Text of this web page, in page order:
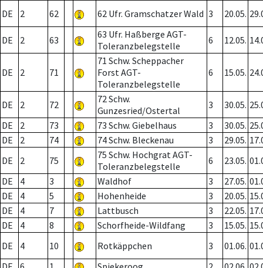
DE
2 62 62 Ufr. Gramschatzer Wald 3 20.05.
DE 2 63
63 Ufr. Haßberge AGT-
Toleranzbelegstelle
6 12.05.
DE 2 71
71 Schw. Scheppacher
Forst AGT-
Toleranzbelegstelle
6 15.05.
DE 2 72
72 Schw.
Gunzesried/Ostertal
3 30.05.
DE
2 73 73 Schw. Giebelhaus 3 30.05.
DE
2 74 74 Schw. Bleckenau 3 29.05.
DE
2 75
75 Schw. Hochgrat AGT-
Toleranzbelegstelle
6 23.05.
DE
4 3 Waldhof 3 27.05.
DE
4 5 Hohenheide 3 20.05.
DE
4 7 Lattbusch 3 22.05.
DE
4 8 Schorfheide-Wildfang 3 15.05.
DE
4 10 Rotkäppchen 3 01.06.